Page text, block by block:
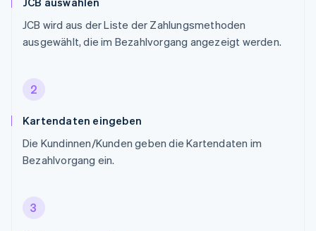
JCB wird aus der Liste der Zahlungsmethoden
ausgewählt, die im Bezahlvorgang angezeigt werden.
2
Kartendaten eingeben
Die Kundinnen/Kunden geben die Kartendaten im
Bezahlvorgang ein.
3